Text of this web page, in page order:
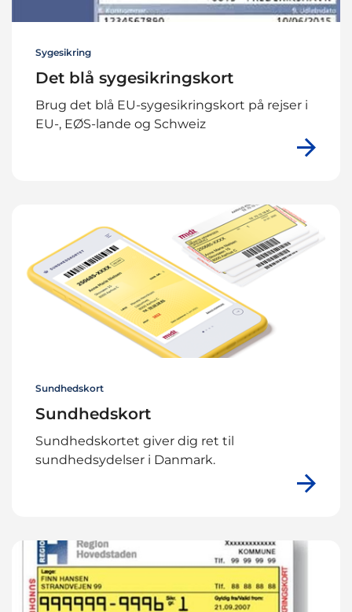
Sygesikring
Det blå sygesikringskort
Brug det blå EU-sygesikringskort på rejser i
EU-, EØS-lande og Schweiz
Sundhedskort
Sundhedskort
Sundhedskortet giver dig ret til
sundhedsydelser i Danmark.